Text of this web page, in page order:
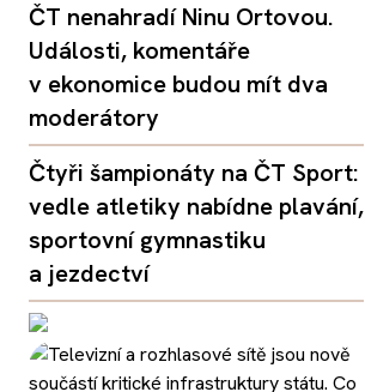
ČT nenahradí Ninu Ortovou.
Události, komentáře
v ekonomice budou mít dva
moderátory
Čtyři šampionáty na ČT Sport:
vedle atletiky nabídne plavání,
sportovní gymnastiku
a jezdectví